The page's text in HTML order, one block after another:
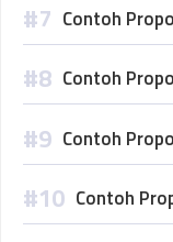
Contoh
Contoh
Contoh
Contoh